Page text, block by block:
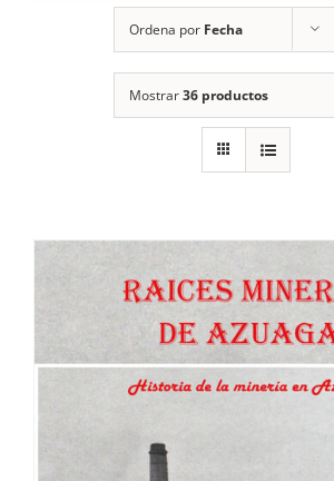
Ordena por Fecha
Mostrar36 productos